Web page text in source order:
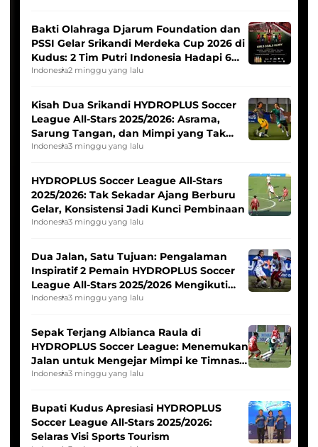
Bakti Olahraga Djarum Foundation dan
PSSI Gelar Srikandi Merdeka Cup 2026 di
Kudus: 2 Tim Putri Indonesia Hadapi 6
Tim Asia
Indonesia2 minggu yang lalu
Kisah Dua Srikandi HYDROPLUS Soccer
League All-Stars 2025/2026: Asrama,
Sarung Tangan, dan Mimpi yang Tak
Pernah Padam
Indonesia3 minggu yang lalu
HYDROPLUS Soccer League All-Stars
2025/2026: Tak Sekadar Ajang Berburu
Gelar, Konsistensi Jadi Kunci Pembinaan
Indonesia3 minggu yang lalu
Dua Jalan, Satu Tujuan: Pengalaman
Inspiratif 2 Pemain HYDROPLUS Soccer
League All-Stars 2025/2026 Mengikuti
Seleksi Timnas Indonesia Putri
Indonesia3 minggu yang lalu
Sepak Terjang Albianca Raula di
HYDROPLUS Soccer League: Menemukan
Jalan untuk Mengejar Mimpi ke Timnas
Indonesia Putri
Indonesia3 minggu yang lalu
Bupati Kudus Apresiasi HYDROPLUS
Soccer League All-Stars 2025/2026:
Selaras Visi Sports Tourism